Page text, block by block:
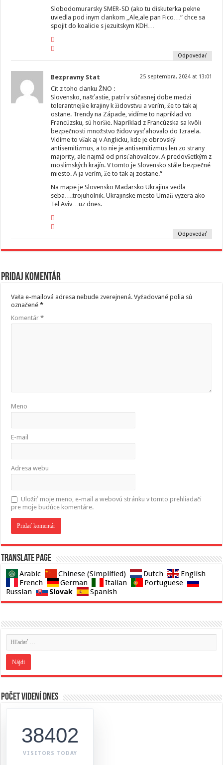
Slobodomurarsky SMER-SD (ako tu diskuterka pekne
uviedla pod inym clankom „Ale,ale pan Fico…“ chce sa
spojit do koalicie s jezuitskym KDH…
Odpovedať
Bezpravny Stat 25 septembra, 2024 at 13:01
Cit z toho clanku ŽNO :
Slovensko, našťastie, patrí v súčasnej dobe medzi
tolerantnejšie krajiny k židovstvu a verím, že to tak aj
ostane. Trendy na Západe, vidíme to napríklad vo
Francúzsku, sú horšie. Napríklad z Francúzska sa kvôli
bezpečnosti množstvo židov vysťahovalo do Izraela.
Vidíme to však aj v Anglicku, kde je obrovský
antisemitizmus, a to nie je antisemitizmus len zo strany
majority, ale najmä od prisťahovalcov. A predovšetkým z
moslimských krajín. V tomto je Slovensko stále bezpečné
miesto. A ja verím, že to tak aj zostane.“
Na mape je Slovensko Madarsko Ukrajina vedla
seba….trojuholnik. Ukrajinske mesto Umaň vyzera ako
Tel Aviv…uz dnes.
Odpovedať
Pridaj komentár
Vaša e-mailová adresa nebude zverejnená. Vyžadované polia sú
označené*
Komentár*
Meno
E-mail
Adresa webu
Uložiť moje meno, e-mail a webovú stránku v tomto prehliadači
pre moje budúce komentáre.
Translate page
Arabic Chinese (Simplified) Dutch
English
French
German Italian
Portuguese
Russian
Slovak Spanish
Počet videní dnes
38402
VISITORS TODAY